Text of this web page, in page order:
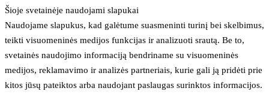
Šioje svetainėje naudojami slapukai
Naudojame slapukus, kad galėtume suasmeninti turinį bei skelbimus,
teikti visuomeninės medijos funkcijas ir analizuoti srautą. Be to,
svetainės naudojimo informaciją bendriname su visuomeninės
medijos, reklamavimo ir analizės partneriais, kurie gali ją pridėti prie
kitos jūsų pateiktos arba naudojant paslaugas surinktos informacijos.